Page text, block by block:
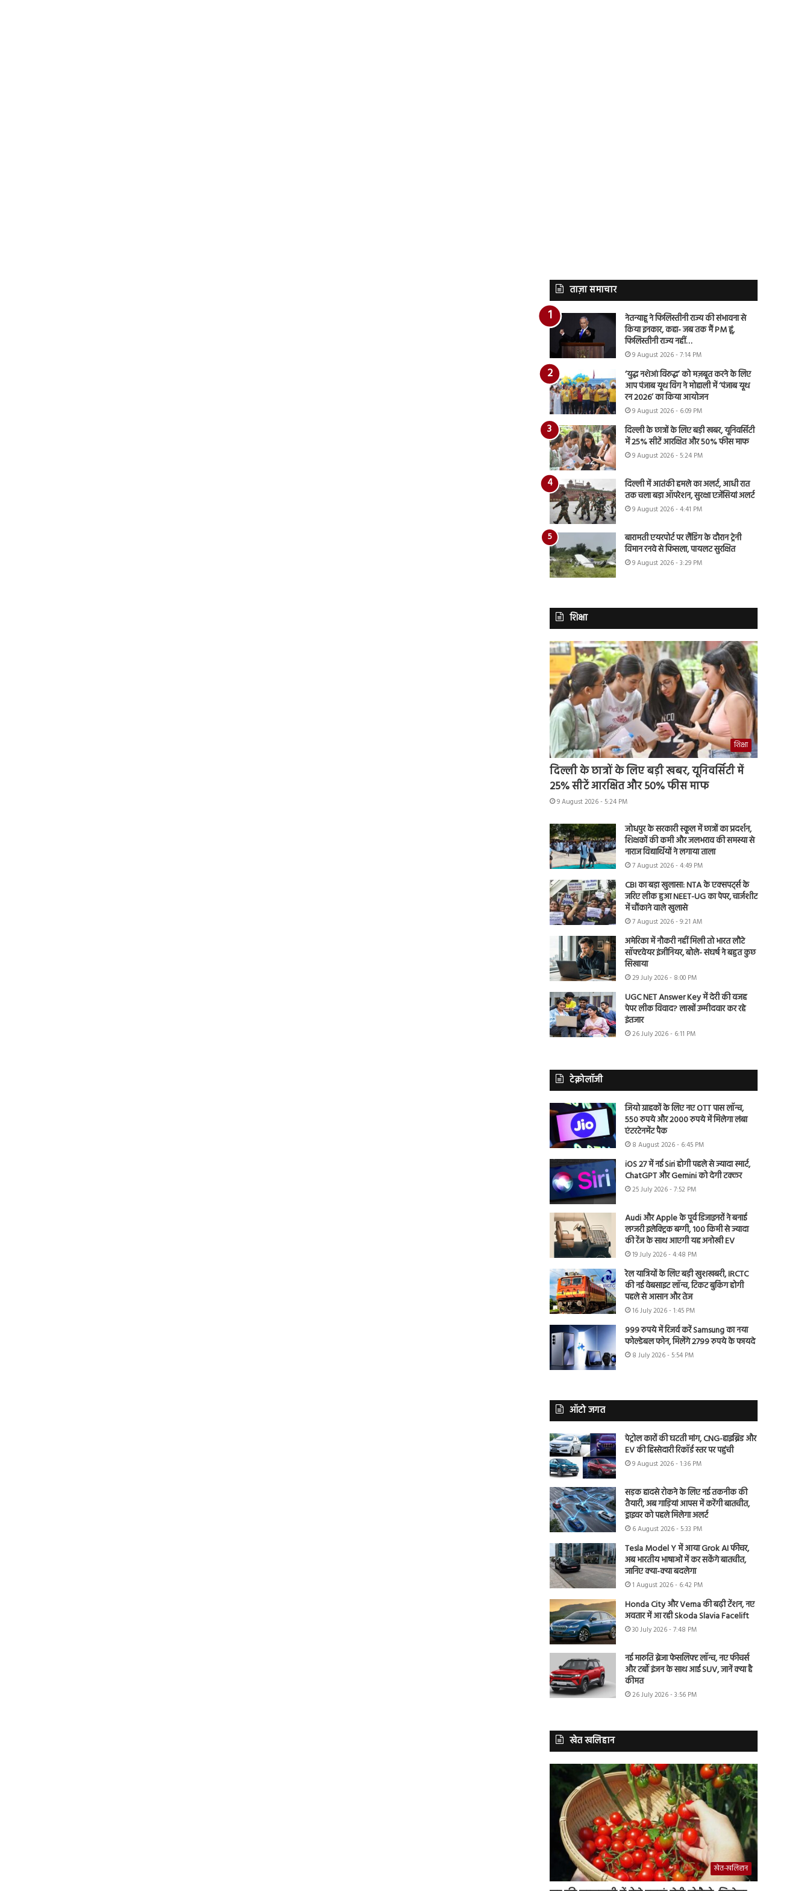
ताज़ा समाचार
नेतन्याहू ने फिलिस्तीनी राज्य की संभावना से
किया इनकार, कहा- जब तक मैं PM हूं,
फिलिस्तीनी राज्य नहीं…
9 August 2026 - 7:14 PM
‘युद्ध नशेआं विरुद्ध’ को मज़बूत करने के लिए
आप पंजाब यूथ विंग ने मोहाली में ‘पंजाब यूथ
रन 2026’ का किया आयोजन
9 August 2026 - 6:09 PM
दिल्ली के छात्रों के लिए बड़ी खबर, यूनिवर्सिटी
में 25% सीटें आरक्षित और 50% फीस माफ
9 August 2026 - 5:24 PM
दिल्ली में आतंकी हमले का अलर्ट, आधी रात
तक चला बड़ा ऑपरेशन, सुरक्षा एजेंसियां अलर्ट
9 August 2026 - 4:41 PM
बारामती एयरपोर्ट पर लैंडिंग के दौरान ट्रेनी
विमान रनवे से फिसला, पायलट सुरक्षित
9 August 2026 - 3:29 PM
शिक्षा
शिक्षा
दिल्ली के छात्रों के लिए बड़ी खबर, यूनिवर्सिटी में
25% सीटें आरक्षित और 50% फीस माफ
9 August 2026 - 5:24 PM
जोधपुर के सरकारी स्कूल में छात्रों का प्रदर्शन,
शिक्षकों की कमी और जलभराव की समस्या से
नाराज विद्यार्थियों ने लगाया ताला
7 August 2026 - 4:49 PM
CBI का बड़ा खुलासा: NTA के एक्सपर्ट्स के
जरिए लीक हुआ NEET-UG का पेपर, चार्जशीट
में चौंकाने वाले खुलासे
7 August 2026 - 9:21 AM
अमेरिका में नौकरी नहीं मिली तो भारत लौटे
सॉफ्टवेयर इंजीनियर, बोले- संघर्ष ने बहुत कुछ
सिखाया
29 July 2026 - 8:00 PM
UGC NET Answer Key में देरी की वजह
पेपर लीक विवाद? लाखों उम्मीदवार कर रहे
इंतजार
26 July 2026 - 6:11 PM
टेक्नोलॉजी
जियो ग्राहकों के लिए नए OTT पास लॉन्च,
550 रुपये और 2000 रुपये में मिलेगा लंबा
एंटरटेनमेंट पैक
8 August 2026 - 6:45 PM
iOS 27 में नई Siri होगी पहले से ज्यादा स्मार्ट,
ChatGPT और Gemini को देगी टक्कर
25 July 2026 - 7:52 PM
Audi और Apple के पूर्व डिजाइनरों ने बनाई
लग्जरी इलेक्ट्रिक बग्गी, 100 किमी से ज्यादा
की रेंज के साथ आएगी यह अनोखी EV
19 July 2026 - 4:48 PM
रेल यात्रियों के लिए बड़ी खुशखबरी, IRCTC
की नई वेबसाइट लॉन्च, टिकट बुकिंग होगी
पहले से आसान और तेज
16 July 2026 - 1:45 PM
999 रुपये में रिजर्व करें Samsung का नया
फोल्डेबल फोन, मिलेंगे 2799 रुपये के फायदे
8 July 2026 - 5:54 PM
ऑटो जगत
पेट्रोल कारों की घटती मांग, CNG-हाइब्रिड और
EV की हिस्सेदारी रिकॉर्ड स्तर पर पहुंची
9 August 2026 - 1:36 PM
सड़क हादसे रोकने के लिए नई तकनीक की
तैयारी, अब गाड़ियां आपस में करेंगी बातचीत,
ड्राइवर को पहले मिलेगा अलर्ट
6 August 2026 - 5:33 PM
Tesla Model Y में आया Grok AI फीचर,
अब भारतीय भाषाओं में कर सकेंगे बातचीत,
जानिए क्या-क्या बदलेगा
1 August 2026 - 6:42 PM
Honda City और Verna की बढ़ी टेंशन, नए
अवतार में आ रही Skoda Slavia Facelift
30 July 2026 - 7:48 PM
नई मारुति ब्रेजा फेसलिफ्ट लॉन्च, नए फीचर्स
और टर्बो इंजन के साथ आई SUV, जानें क्या है
कीमत
26 July 2026 - 3:56 PM
खेत खलिहान
खेत-खलिहान